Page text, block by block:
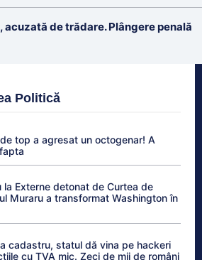
acuzată de trădare. Plângere penală
Politică
de top a agresat un octogenar! A
la Externe detonat de Curtea de
Muraru a transformat Washington în
cadastru, statul dă vina pe hackeri
cu TVA mic. Zeci de mii de români